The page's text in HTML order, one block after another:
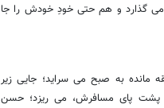
می گذارد و هم حتی خودِ خودش را جا
مانده به صبح می سراید؛ جایی زیر
پشت پای مسافرش، می ریزد؛ حسن